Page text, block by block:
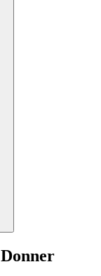
Donner